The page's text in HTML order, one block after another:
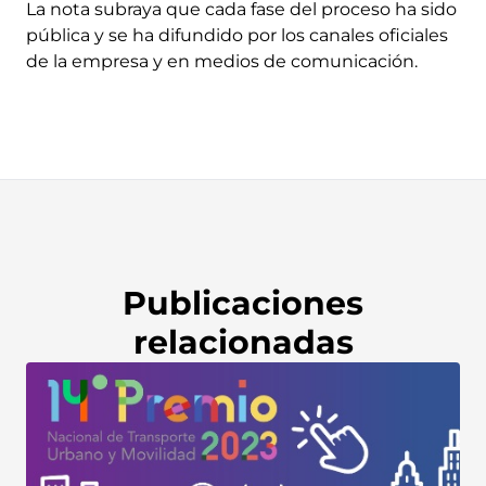
La nota subraya que cada fase del proceso ha sido
pública y se ha difundido por los canales oficiales
de la empresa y en medios de comunicación.
Publicaciones
relacionadas